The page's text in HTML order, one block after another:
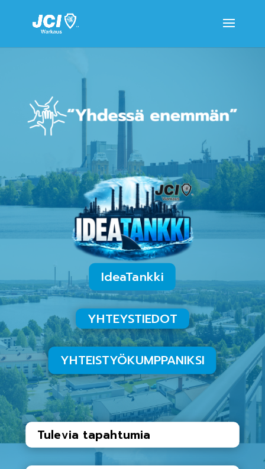
IdeaTankki
YHTEYSTIEDOT
YHTEISTYÖKUMPPANIKSI
Tulevia tapahtumia